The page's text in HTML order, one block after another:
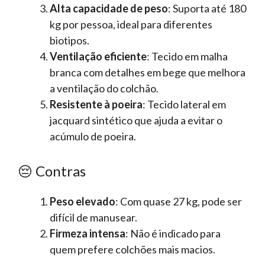
Alta capacidade de peso: Suporta até 180
kg por pessoa, ideal para diferentes
biotipos.
Ventilação eficiente: Tecido em malha
branca com detalhes em bege que melhora
a ventilação do colchão.
Resistente à poeira: Tecido lateral em
jacquard sintético que ajuda a evitar o
acúmulo de poeira.
😔 Contras
Peso elevado: Com quase 27 kg, pode ser
difícil de manusear.
Firmeza intensa: Não é indicado para
quem prefere colchões mais macios.